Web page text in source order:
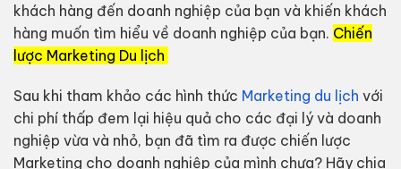
khách hàng đến doanh nghiệp của bạn và khiến khách
hàng muốn tìm hiểu về doanh nghiệp của bạn. Chiến
lược Marketing Du lịch
Sau khi tham khảo các hình thức Marketing du lịch với
chi phí thấp đem lại hiệu quả cho các đại lý và doanh
nghiệp vừa và nhỏ, bạn đã tìm ra được chiến lược
Marketing cho doanh nghiệp của mình chưa? Hãy chia